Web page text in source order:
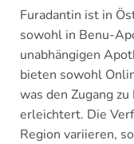
Furadantin ist in
sowohl in Benu-
unabhängigen
bieten sowohl
was den Zugang
erleichtert. Die
Region variieren,